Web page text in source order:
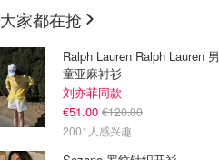
大家都在抢
Ralph Lauren Ralph Lauren 男
童亚麻衬衫
刘亦菲同款
€51.00 €120.00
2001人感兴趣